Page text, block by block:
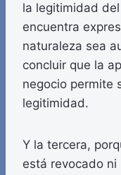
la legitimidad
encuentra
naturaleza sea
concluir que la
negocio permite
legitimidad.
Y la tercera,
está revocado ni